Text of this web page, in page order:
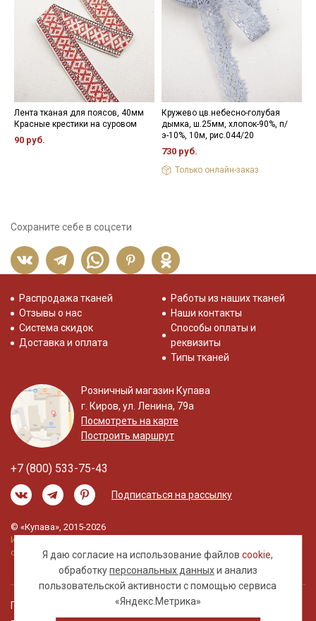
Лента тканая для поясов, 40мм
Красные крестики на суровом
90 руб.
Кружево цв.небесно-голубая
дымка, ш.25мм, хлопок-90%, п/
э-10%, 10м, рис.044/20
730 руб.
Только онлайн-заказ
Сохраните себе в соцсети
Я даю согласие на использование файловcookie,
обработкуперсональных данныхи анализ
пользовательской активности с помощью сервиса
«Яндекс.Метрика»
Распродажа тканей
Отзывы о нас
Система скидок
Доставка и оплата
Работы из наших тканей
Наши контакты
Способы оплаты и
реквизиты
Типы тканей
Розничный магазин Купава
г. Киров, ул. Ленина, 79а
Посмотреть на карте
Построить маршрут
+7 (800) 533-75-43
Подписаться на рассылку
© «Купава», 2015-2026
Информация на сайте не является публичной
офертой.
Правовая информация